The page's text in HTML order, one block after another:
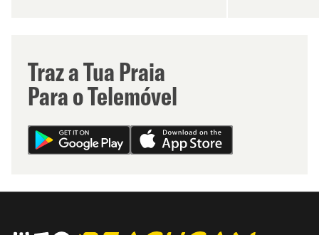
Traz a Tua Praia
Para o Telemóvel